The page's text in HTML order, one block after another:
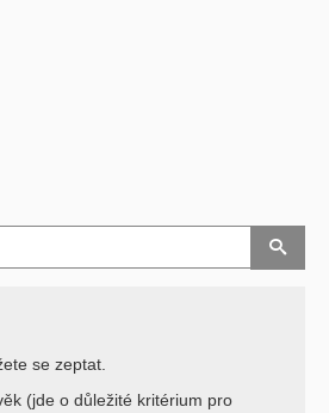
se zeptat.
(jde o důležité kritérium pro